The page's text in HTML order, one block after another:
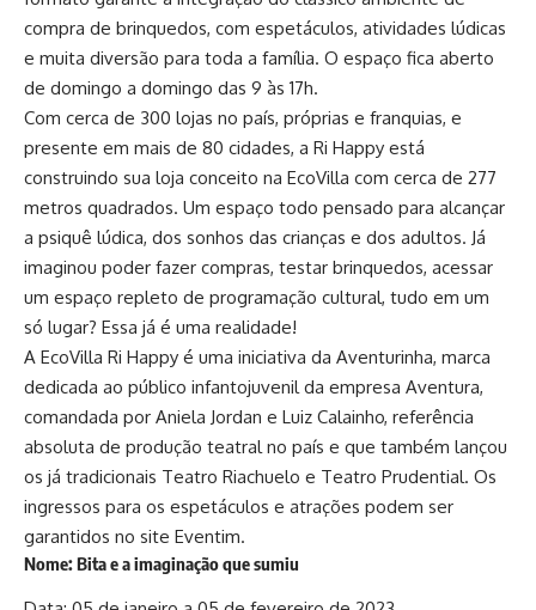
compra de brinquedos, com espetáculos, atividades lúdicas
e muita diversão para toda a família. O espaço fica aberto
de domingo a domingo das 9 às 17h.
Com cerca de 300 lojas no país, próprias e franquias, e
presente em mais de 80 cidades, a Ri Happy está
construindo sua loja conceito na EcoVilla com cerca de 277
metros quadrados. Um espaço todo pensado para alcançar
a psiquê lúdica, dos sonhos das crianças e dos adultos. Já
imaginou poder fazer compras, testar brinquedos, acessar
um espaço repleto de programação cultural, tudo em um
só lugar? Essa já é uma realidade!
A EcoVilla Ri Happy é uma iniciativa da Aventurinha, marca
dedicada ao público infantojuvenil da empresa Aventura,
comandada por Aniela Jordan e Luiz Calainho, referência
absoluta de produção teatral no país e que também lançou
os já tradicionais Teatro Riachuelo e Teatro Prudential. Os
ingressos para os espetáculos e atrações podem ser
garantidos no site Eventim.
Nome: Bita e a imaginação que sumiu